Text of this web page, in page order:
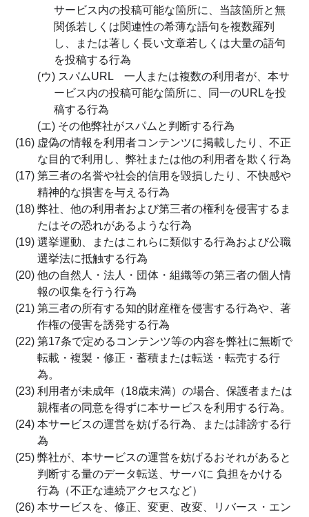
サービス内の投稿可能な箇所に、当該箇所と無
関係若しくは関連性の希薄な語句を複数羅列
し、または著しく長い文章若しくは大量の語句
を投稿する行為
(ウ) スパムURL 一人または複数の利用者が、本サ
ービス内の投稿可能な箇所に、同一のURLを投
稿する行為
(エ) その他弊社がスパムと判断する行為
(16) 虚偽の情報を利用者コンテンツに掲載したり、不正
な目的で利用し、弊社または他の利用者を欺く行為
(17) 第三者の名誉や社会的信用を毀損したり、不快感や
精神的な損害を与える行為
(18) 弊社、他の利用者および第三者の権利を侵害するま
たはその恐れがあるような行為
(19) 選挙運動、またはこれらに類似する行為および公職
選挙法に抵触する行為
(20) 他の自然人・法人・団体・組織等の第三者の個人情
報の収集を行う行為
(21) 第三者の所有する知的財産権を侵害する行為や、著
作権の侵害を誘発する行為
(22) 第17条で定めるコンテンツ等の内容を弊社に無断で
転載・複製・修正・蓄積または転送・転売する行
為。
(23) 利用者が未成年（18歳未満）の場合、保護者または
親権者の同意を得ずに本サービスを利用する行為。
(24) 本サービスの運営を妨げる行為、または誹謗する行
為
(25) 弊社が、本サービスの運営を妨げるおそれがあると
判断する量のデータ転送、サーバに 負担をかける
行為（不正な連続アクセスなど）
(26) 本サービスを、修正、変更、改変、リバース・エン